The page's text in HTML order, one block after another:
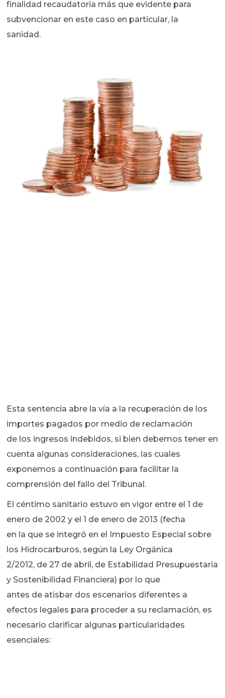
finalidad recaudatoria más que evidente para
subvencionar en este caso en particular, la
sanidad.
Esta sentencia abre la vía a la recuperación de los
importes pagados por medio de reclamación
de los ingresos indebidos, si bien debemos tener en
cuenta algunas consideraciones, las cuales
exponemos a continuación para facilitar la
comprensión del fallo del Tribunal.
El céntimo sanitario estuvo en vigor entre el 1 de
enero de 2002 y el 1 de enero de 2013 (fecha
en la que se integró en el Impuesto Especial sobre
los Hidrocarburos, según la Ley Orgánica
2/2012, de 27 de abril, de Estabilidad Presupuestaria
y Sostenibilidad Financiera) por lo que
antes de atisbar dos escenarios diferentes a
efectos legales para proceder a su reclamación, es
necesario clarificar algunas particularidades
esenciales: